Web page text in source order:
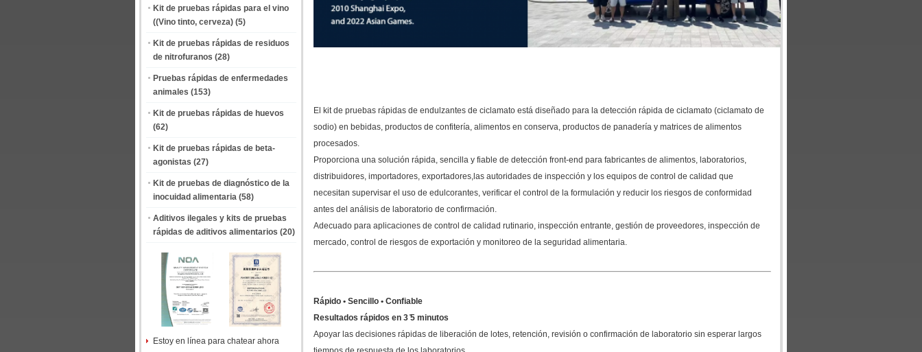
Kit de pruebas rápidas para el vino
((Vino tinto, cerveza) (5)
Kit de pruebas rápidas de residuos
de nitrofuranos (28)
Pruebas rápidas de enfermedades
animales (153)
Kit de pruebas rápidas de huevos
(62)
Kit de pruebas rápidas de beta-
agonistas (27)
Kit de pruebas de diagnóstico de la
inocuidad alimentaria (58)
Aditivos ilegales y kits de pruebas
rápidas de aditivos alimentarios (20)
Estoy en línea para chatear ahora
El kit de pruebas rápidas de endulzantes de ciclamato está diseñado para la detección rápida de ciclamato (ciclamato de
sodio) en bebidas, productos de confitería, alimentos en conserva, productos de panadería y matrices de alimentos
procesados.
Proporciona una solución rápida, sencilla y fiable de detección front-end para fabricantes de alimentos, laboratorios,
distribuidores, importadores, exportadores,las autoridades de inspección y los equipos de control de calidad que
necesitan supervisar el uso de edulcorantes, verificar el control de la formulación y reducir los riesgos de conformidad
antes del análisis de laboratorio de confirmación.
Adecuado para aplicaciones de control de calidad rutinario, inspección entrante, gestión de proveedores, inspección de
mercado, control de riesgos de exportación y monitoreo de la seguridad alimentaria.
Rápido • Sencillo • Confiable
Resultados rápidos en 3 ̊5 minutos
Apoyar las decisiones rápidas de liberación de lotes, retención, revisión o confirmación de laboratorio sin esperar largos